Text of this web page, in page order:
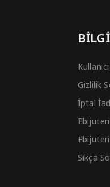
Gizlilik
İptal
Sıkça